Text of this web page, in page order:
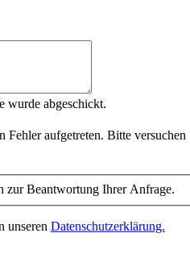
wurde abgeschickt.
Fehler aufgetreten. Bitte versuchen
zur Beantwortung Ihrer Anfrage.
unseren Datenschutzerklärung.